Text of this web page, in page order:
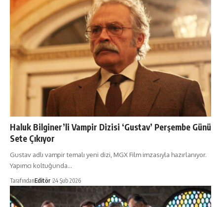
Haluk Bilginer’li Vampir Dizisi ‘Gustav’ Perşembe Günü
Sete Çıkıyor
Gustav adlı vampir temalı yeni dizi, MGX Film imzasıyla hazırlanıyor.
Yapımcı koltuğunda…
TarafındanEditör 24 Şub 2026